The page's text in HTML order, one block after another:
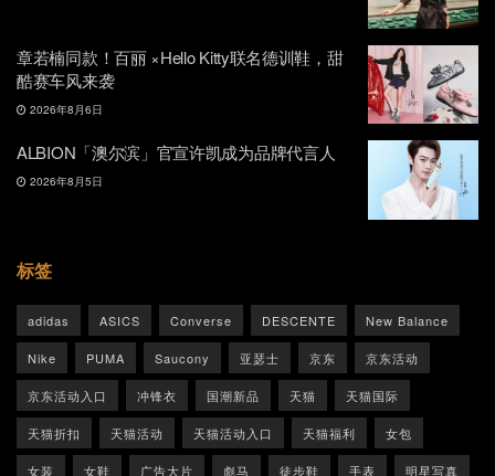
章若楠同款！百丽 ×Hello Kitty联名德训鞋，甜
酷赛车风来袭
2026年8月6日
ALBION「澳尔滨」官宣许凯成为品牌代言人
2026年8月5日
标签
adidas ASICS Converse DESCENTE New Balance
Nike PUMA Saucony 亚瑟士 京东 京东活动
京东活动入口 冲锋衣 国潮新品 天猫 天猫国际
天猫折扣 天猫活动 天猫活动入口 天猫福利 女包
女装 女鞋 广告大片 彪马 徒步鞋 手表 明星写真